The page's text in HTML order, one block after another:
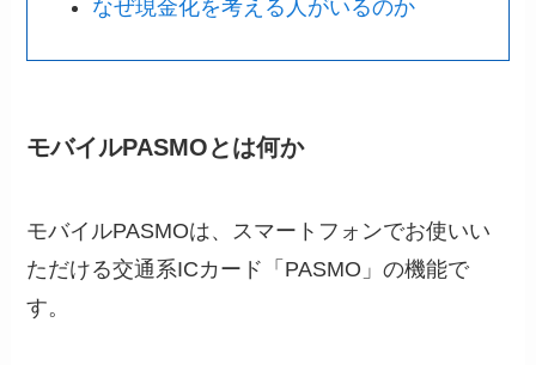
なぜ現金化を考える人がいるのか
モバイルPASMOとは何か
モバイルPASMOは、スマートフォンでお使いい
ただける交通系ICカード「PASMO」の機能で
す。